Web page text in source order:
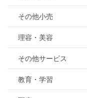
その他小売
理容・美容
その他サービス
教育・学習